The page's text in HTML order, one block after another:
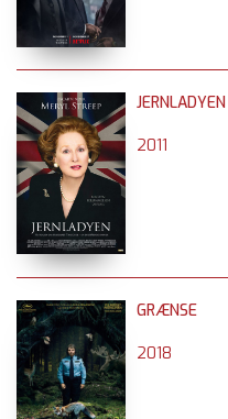
JERNLADYEN
2011
GRÆNSE
2018